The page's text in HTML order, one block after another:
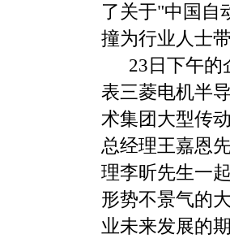
了关于"中国自
撞为行业人士
23日下午
表三菱电机半
术集团大型传
总经理王嘉恩
理李昕先生一
形势不景气的
业未来发展的